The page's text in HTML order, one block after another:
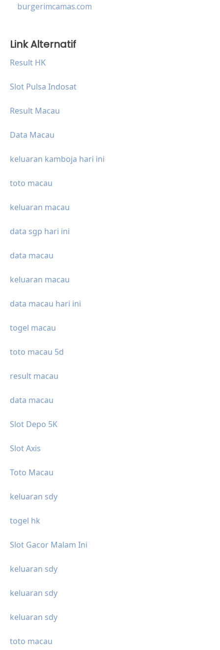
burgerimcamas.com
Link Alternatif
Result HK
Slot Pulsa Indosat
Result Macau
Data Macau
keluaran kamboja hari ini
toto macau
keluaran macau
data sgp hari ini
data macau
keluaran macau
data macau hari ini
togel macau
toto macau 5d
result macau
data macau
Slot Depo 5K
Slot Axis
Toto Macau
keluaran sdy
togel hk
Slot Gacor Malam Ini
keluaran sdy
keluaran sdy
keluaran sdy
toto macau